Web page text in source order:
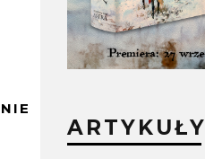
ARTYKUŁY